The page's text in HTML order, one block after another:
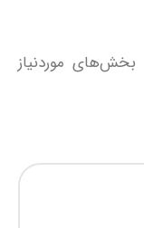
بخش‌های موردنیاز